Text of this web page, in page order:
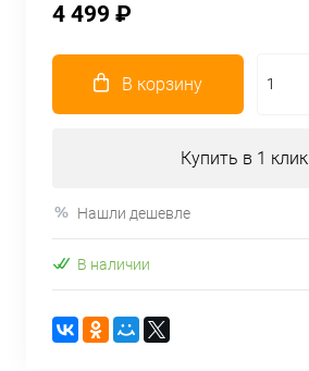
4 499 ₽
В корзину
Купить в 1 клик
Нашли дешевле
В наличии